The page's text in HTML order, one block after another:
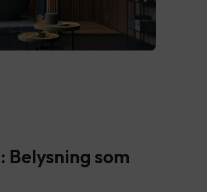
som